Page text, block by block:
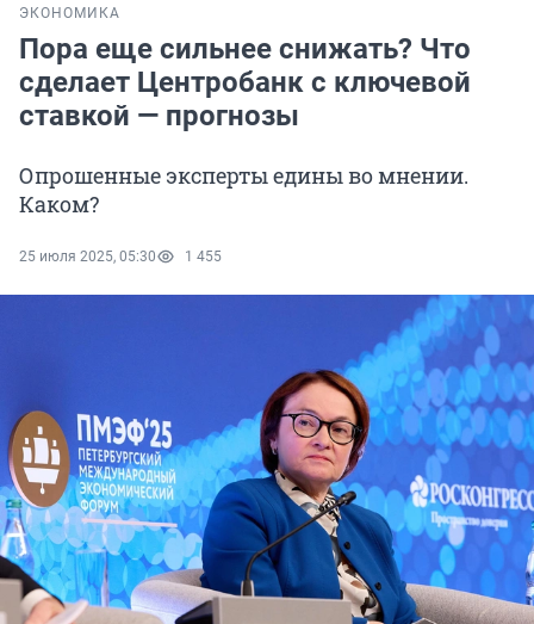
ЭКОНОМИКА
Пора еще сильнее снижать? Что
сделает Центробанк с ключевой
ставкой — прогнозы
Опрошенные эксперты едины во мнении.
Каком?
25 июля 2025, 05:30 1 455